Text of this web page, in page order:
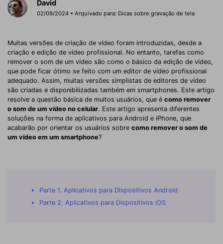
David
02/09/2024 • Arquivado para: Dicas sobre gravação de tela
Muitas versões de criação de vídeo foram introduzidas, desde a
criação e edição de vídeo profissional. No entanto, tarefas como
remover o som de um vídeo são como o básico da edição de vídeo,
que pode ficar ótimo se feito com um editor de vídeo profissional
adequado. Assim, muitas versões simplistas de editores de vídeo
são criadas e disponibilizadas também em smartphones. Este artigo
resolve a questão básica de muitos usuários, que é como remover
o som de um vídeo no celular. Este artigo apresenta diferentes
soluções na forma de aplicativos para Android e iPhone, que
acabarão por orientar os usuários sobre como remover o som de
um vídeo em um smartphone?
Parte 1. Aplicativos para Dispositivos Android
Parte 2. Aplicativos para Dispositivos iOS